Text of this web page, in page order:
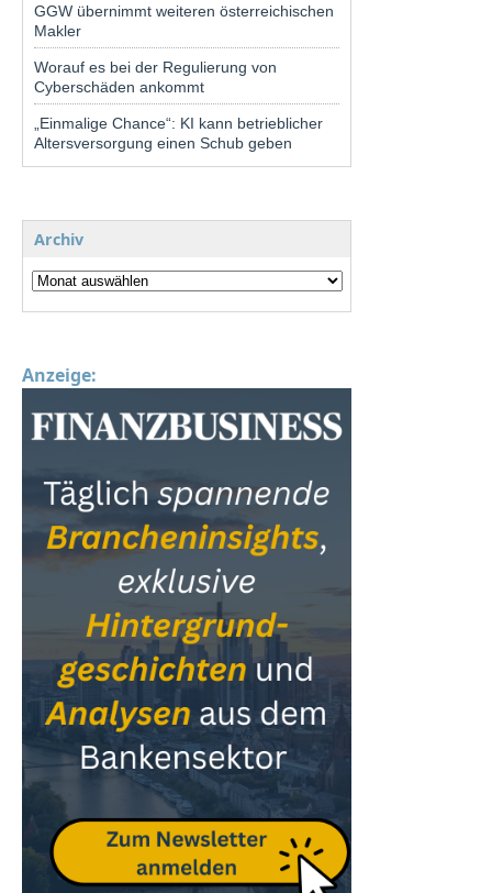
GGW übernimmt weiteren österreichischen
Makler
Worauf es bei der Regulierung von
Cyberschäden ankommt
„Einmalige Chance“: KI kann betrieblicher
Altersversorgung einen Schub geben
Archiv
Anzeige: